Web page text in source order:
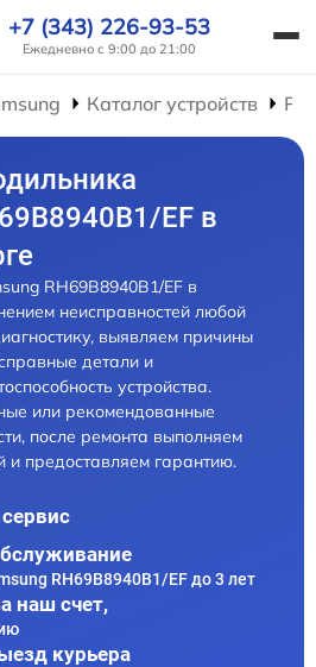
+7 (343) 226-93-53
Ежедневно с 9:00 до 21:00
Каталог устройств
EF в
RH69B8940B1/EF в
неисправностей любой
выявляем причины
детали и
устройства.
или рекомендованные
после ремонта выполняем
и предоставляем гарантию.
RH69B8940B1/EF до 3 лет
наш счет,
курьера